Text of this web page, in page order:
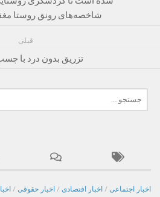
شاخصه‌های رونق روستا
قبلی
تزریق بدون درد با
برای:
اخبار اجتماعی / اخبار اقتصادی / اخبار حقوقی /